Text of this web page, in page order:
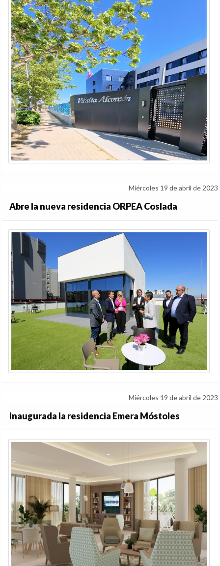
Miércoles 19 de abril de 2023
Abre la nueva residencia ORPEA Coslada
Miércoles 19 de abril de 2023
Inaugurada la residencia Emera Móstoles